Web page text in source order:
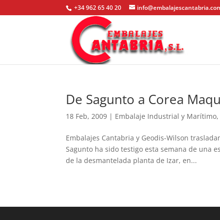
+34 962 65 40 20
De Sagunto a Corea
18 Feb, 2009 | Embalaje Industrial y Marítimo,
Embalajes Cantabria y Geodis-Wilson
Sagunto ha sido testigo esta semana de una
de la desmantelada planta de Izar, en...